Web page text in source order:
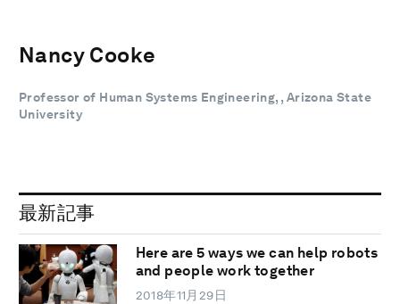
Nancy Cooke
Professor of Human Systems Engineering, , Arizona State
University
最新記事
Here are 5 ways we can help robots
and people work together
2018年11月29日